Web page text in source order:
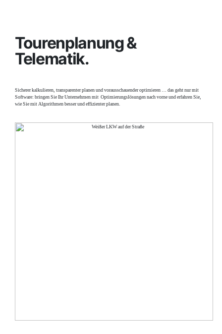
Touren­planung &
Telematik.
Sicherer kalkulieren, transparenter planen und vorausschauender optimieren … das geht nur mit
Software: bringen Sie Ihr Unternehmen mit Optimierungslösungen nach vorne und erfahren Sie,
wie Sie mit Algorithmen besser und effizienter planen.